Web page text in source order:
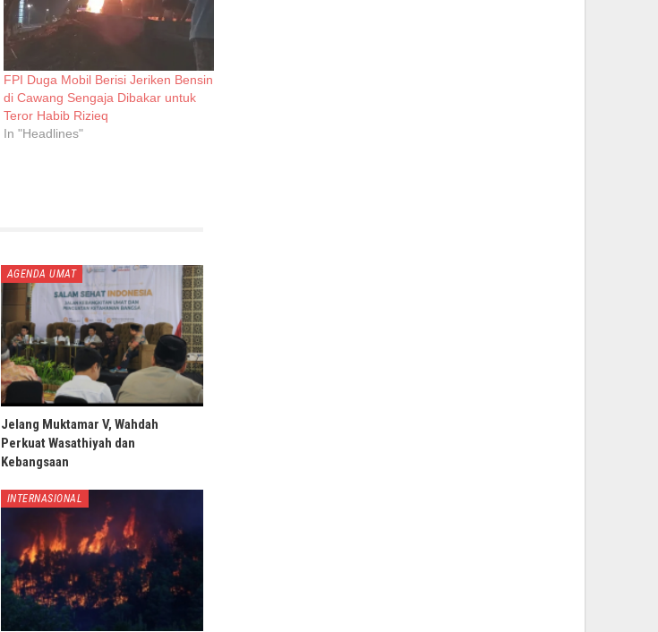
FPI Duga Mobil Berisi Jeriken Bensin
di Cawang Sengaja Dibakar untuk
Teror Habib Rizieq
In "Headlines"
AGENDA UMAT
Jelang Muktamar V, Wahdah
Perkuat Wasathiyah dan
Kebangsaan
INTERNASIONAL